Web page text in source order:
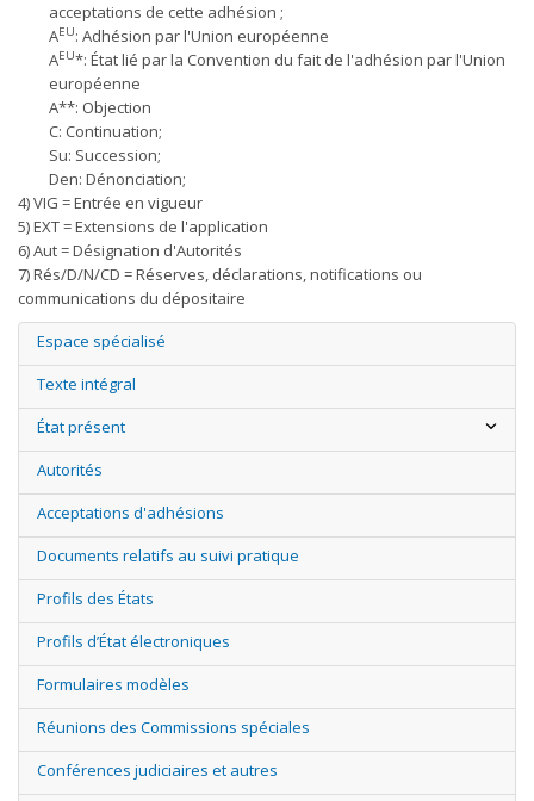
acceptations de cette adhésion ;
AEU: Adhésion par l'Union européenne
AEU*: État lié par la Convention du fait de l'adhésion par l'Union
européenne
A**: Objection
C: Continuation;
Su: Succession;
Den: Dénonciation;
4) VIG = Entrée en vigueur
5) EXT = Extensions de l'application
6) Aut = Désignation d'Autorités
7) Rés/D/N/CD = Réserves, déclarations, notifications ou
communications du dépositaire
Espace spécialisé
Texte intégral
État présent
Autorités
Acceptations d'adhésions
Documents relatifs au suivi pratique
Profils des États
Profils d’État électroniques
Formulaires modèles
Réunions des Commissions spéciales
Conférences judiciaires et autres